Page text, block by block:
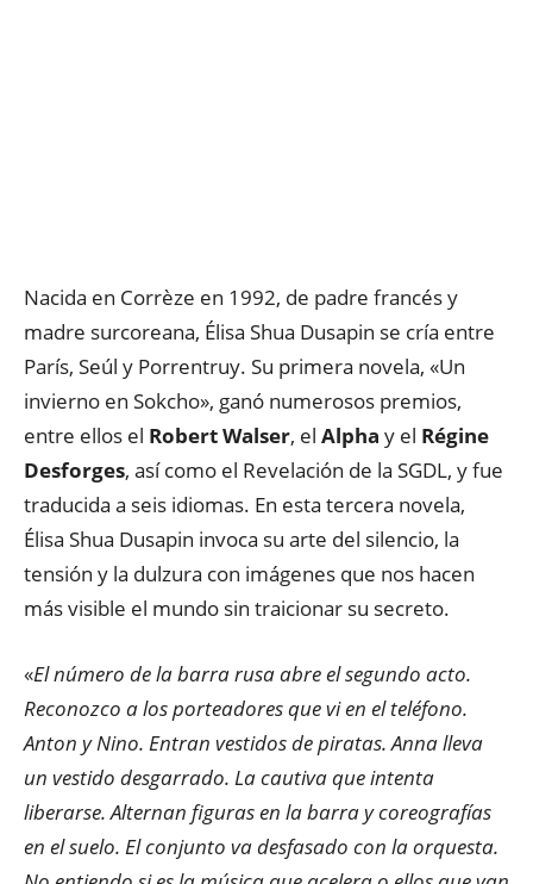
Nacida en Corrèze en 1992, de padre francés y
madre surcoreana, Élisa Shua Dusapin se cría entre
París, Seúl y Porrentruy. Su primera novela, «Un
invierno en Sokcho», ganó numerosos premios,
entre ellos el Robert Walser, el Alpha y el Régine
Desforges, así como el Revelación de la SGDL, y fue
traducida a seis idiomas. En esta tercera novela,
Élisa Shua Dusapin invoca su arte del silencio, la
tensión y la dulzura con imágenes que nos hacen
más visible el mundo sin traicionar su secreto.
«El número de la barra rusa abre el segundo acto.
Reconozco a los porteadores que vi en el teléfono.
Anton y Nino. Entran vestidos de piratas. Anna lleva
un vestido desgarrado. La cautiva que intenta
liberarse. Alternan figuras en la barra y coreografías
en el suelo. El conjunto va desfasado con la orquesta.